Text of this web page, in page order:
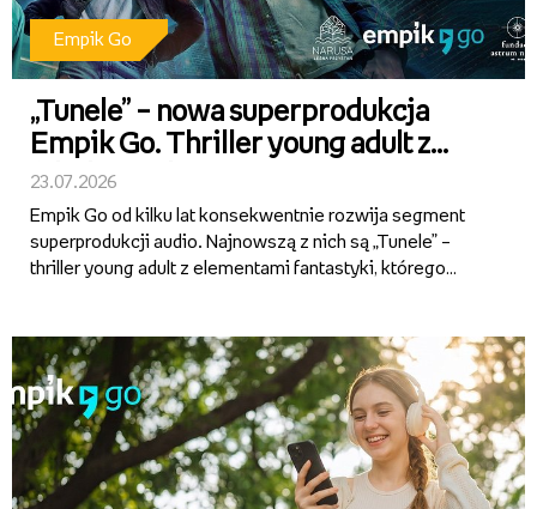
Empik Go
„Tunele” – nowa superprodukcja
Empik Go. Thriller young adult z
fabułą osadzoną w sercu Warmii
23.07.2026
Empik Go od kilku lat konsekwentnie rozwija segment
superprodukcji audio. Najnowszą z nich są „Tunele” –
thriller young adult z elementami fantastyki, którego
wciągająca...